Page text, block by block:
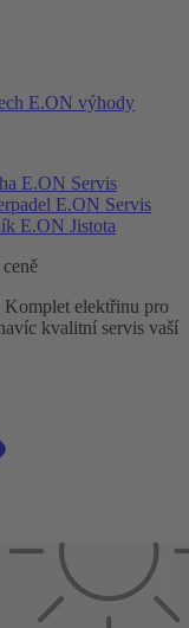
E.ON výhody
E.ON Servis
E.ON Servis
E.ON Jistota
Komplet elektřinu pro
kvalitní servis vaší